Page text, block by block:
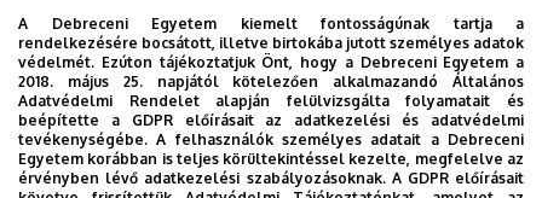
Épület
Főépület (Egyetem téri
Campus)
Emelet, ajtó 3. emelet, 322 (oktatói szoba)
Weboldal Szervezeti weboldal
A Debreceni Egyetem kiemelt fontosságúnak tartja a
rendelkezésére bocsátott, illetve birtokába jutott személyes adatok
védelmét. Ezúton tájékoztatjuk Önt, hogy a Debreceni Egyetem a
2018. május 25. napjától kötelezően alkalmazandó Általános
Adatvédelmi Rendelet alapján felülvizsgálta folyamatait és
beépítette a GDPR előírásait az adatkezelési és adatvédelmi
tevékenységébe. A felhasználók személyes adatait a Debreceni
Egyetem korábban is teljes körültekintéssel kezelte, megfelelve az
érvényben lévő adatkezelési szabályozásoknak. A GDPR előírásait